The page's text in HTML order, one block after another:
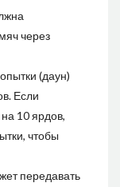
через
(даун)
Если
10 ярдов,
чтобы
передавать